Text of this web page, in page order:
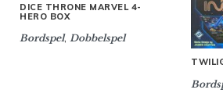
DICE THRONE MARVEL 4-
HERO BOX
Bordspel, Dobbelspel